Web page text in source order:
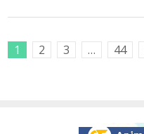
1 2 3 …
44